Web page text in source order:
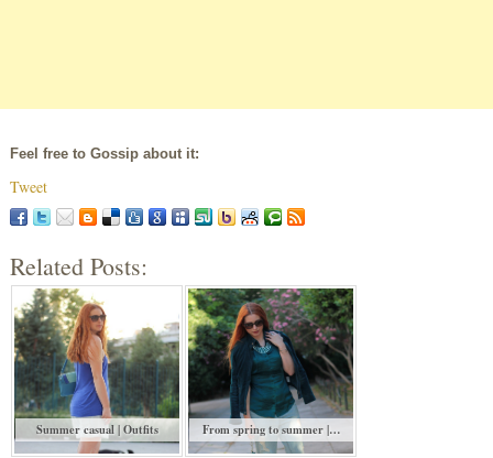
Feel free to Gossip about it:
Tweet
Related Posts:
Summer casual | Outfits From spring to summer |…